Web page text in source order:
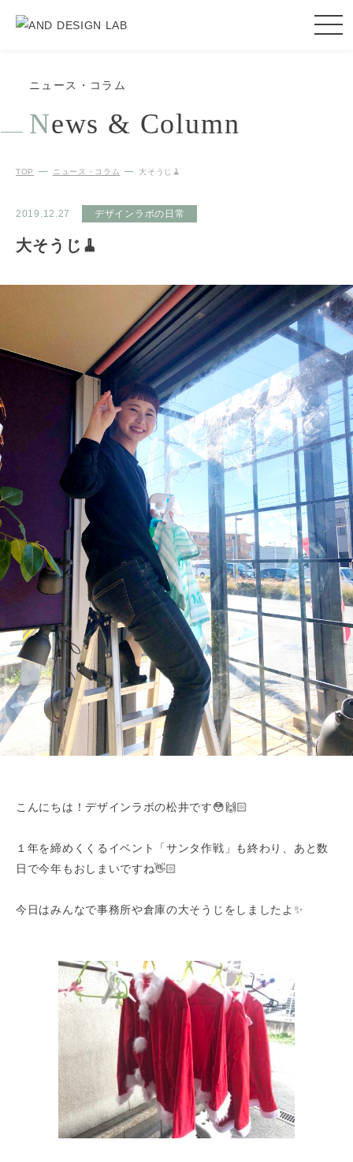
ニュース・コラム
News & Column
TOP ニュース・コラム 大そうじ🧹
2019.12.27 デザインラボの日常
大そうじ🧹
こんにちは！デザインラボの松井です😳🙌🏻
１年を締めくくるイベント「サンタ作戦」も終わり、あと数
日で今年もおしまいですね👋🏻
今日はみんなで事務所や倉庫の大そうじをしましたよ✨